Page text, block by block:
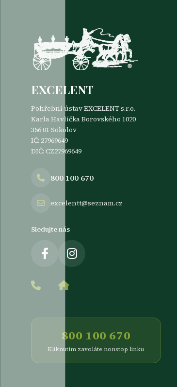
EXCELENT
Pohřební ústav EXCELENT s.r.o.
Karla Havlíčka Borovského 1020
356 01 Sokolov
IČ: 27969649
DIČ: CZ27969649
800 100 670
excelentt@seznam.cz
Sledujte nás
800 100 670
Kliknutím zavoláte nonstop linku